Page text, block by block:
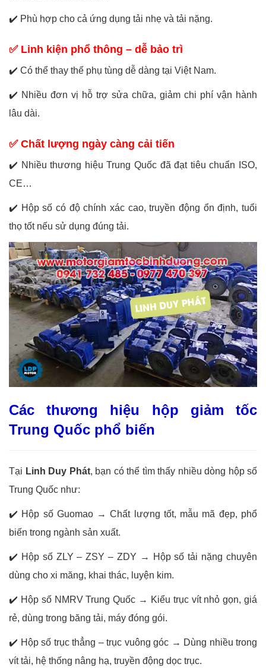
✔️ Phù hợp cho cả ứng dụng tải nhẹ và tải nặng.
✅ Linh kiện phổ thông – dễ bảo trì
✔️ Có thể thay thế phụ tùng dễ dàng tại Việt Nam.
✔️ Nhiều đơn vị hỗ trợ sửa chữa, giảm chi phí vận hành
lâu dài.
✅ Chất lượng ngày càng cải tiến
✔️ Nhiều thương hiệu Trung Quốc đã đạt tiêu chuẩn ISO,
CE…
✔️ Hộp số có độ chính xác cao, truyền động ổn định, tuổi
thọ tốt nếu sử dụng đúng tải.
Các thương hiệu hộp giảm tốc
Trung Quốc phổ biến
Tại Linh Duy Phát, bạn có thể tìm thấy nhiều dòng hộp số
Trung Quốc như:
✔️ Hộp số Guomao → Chất lượng tốt, mẫu mã đẹp, phổ
biến trong ngành sản xuất.
✔️ Hộp số ZLY – ZSY – ZDY → Hộp số tải nặng chuyên
dùng cho xi măng, khai thác, luyện kim.
✔️ Hộp số NMRV Trung Quốc → Kiểu trục vít nhỏ gọn, giá
rẻ, dùng trong băng tải, máy đóng gói.
✔️ Hộp số trục thẳng – trục vuông góc → Dùng nhiều trong
vít tải, hệ thống nâng hạ, truyền động dọc trục.